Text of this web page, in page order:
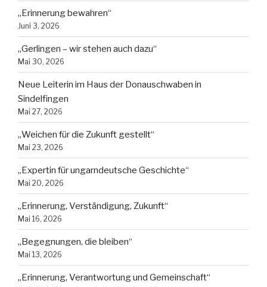
„Erinnerung bewahren“
Juni 3, 2026
„Gerlingen – wir stehen auch dazu“
Mai 30, 2026
Neue Leiterin im Haus der Donauschwaben in
Sindelfingen
Mai 27, 2026
„Weichen für die Zukunft gestellt“
Mai 23, 2026
„Expertin für ungarndeutsche Geschichte“
Mai 20, 2026
„Erinnerung, Verständigung, Zukunft“
Mai 16, 2026
„Begegnungen, die bleiben“
Mai 13, 2026
„Erinnerung, Verantwortung und Gemeinschaft“